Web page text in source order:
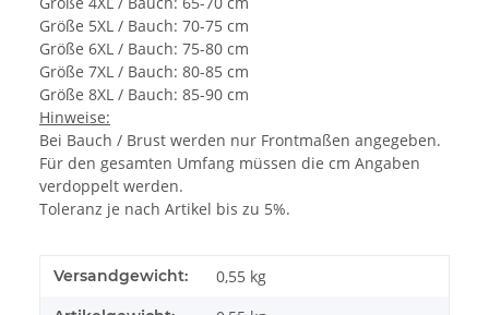
Größe 5XL / Bauch: 70-75 cm
Größe 6XL / Bauch: 75-80 cm
Größe 7XL / Bauch: 80-85 cm
Größe 8XL / Bauch: 85-90 cm
Hinweise:
Bei Bauch / Brust werden nur Frontmaßen angegeben.
Für den gesamten Umfang müssen die cm Angaben
verdoppelt werden.
Toleranz je nach Artikel bis zu 5%.
Versandgewicht: 0,55 kg